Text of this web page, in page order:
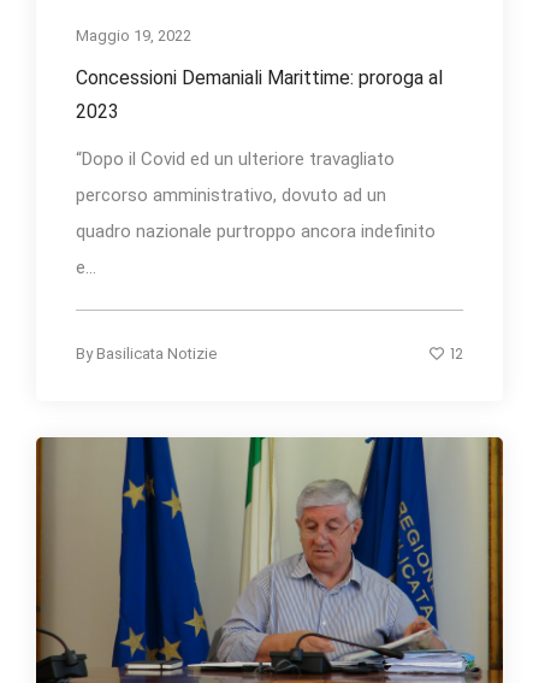
Maggio 19, 2022
Concessioni Demaniali Marittime: proroga al
2023
“Dopo il Covid ed un ulteriore travagliato
percorso amministrativo, dovuto ad un
quadro nazionale purtroppo ancora indefinito
e...
By Basilicata Notizie 12